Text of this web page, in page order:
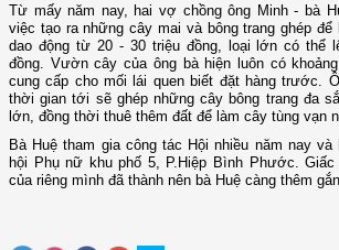
Từ mấy năm nay, hai vợ chồng ông Minh - bà
việc tạo ra những cây mai và bông trang ghép để
dao động từ 20 - 30 triệu đồng, loại lớn có thể
đồng. Vườn cây của ông bà hiện luôn có
cung cấp cho mối lái quen biết đặt hàng trước.
thời gian tới sẽ ghép những cây bông trang đa
lớn, đồng thời thuê thêm đất để làm cây tùng vạn
Bà Huệ tham gia công tác Hội nhiều năm nay và
hội Phụ nữ khu phố 5, P.Hiệp Bình Phước.
của riêng mình đã thành nên bà Huệ càng thêm